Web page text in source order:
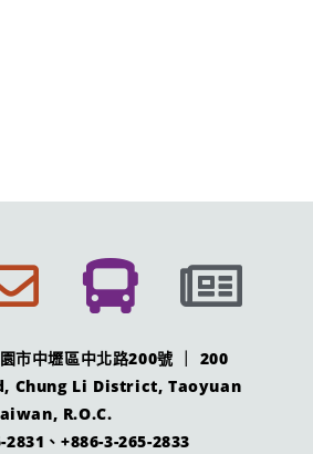
市中壢區中北路200號 ｜ 200
Chung Li District, Taoyuan
R.O.C.
、+886-3-265-2833